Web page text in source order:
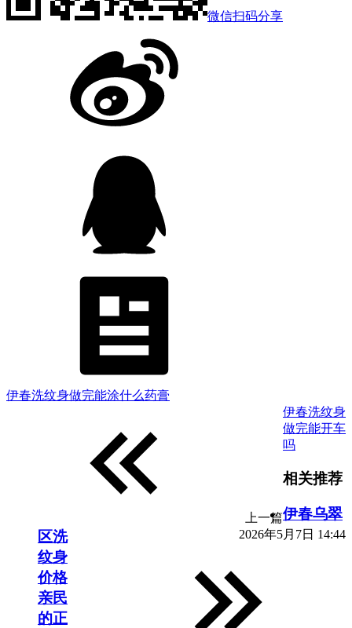
微信扫码分享
伊春洗纹身做完能涂什么药膏
上一篇
2026年5月7日 14:44
伊春洗纹身
做完能开车
吗
相关推荐
伊春乌翠
区洗
纹身
价格
亲民
的正